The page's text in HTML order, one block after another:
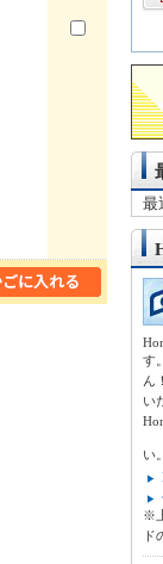
最
す
ん
い
い。
※
ド